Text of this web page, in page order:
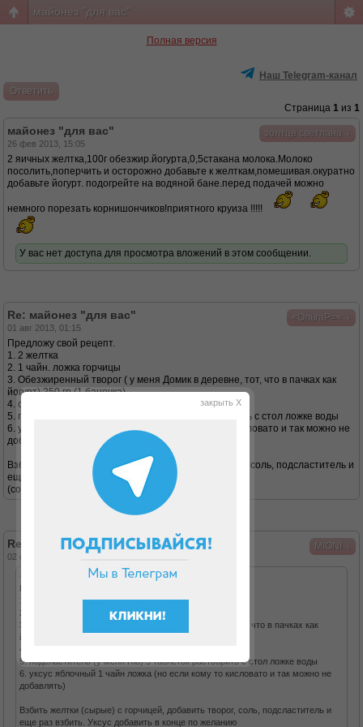
майонез "для вас"
Полная версия
Наш Telegram-канал
Ответить
Страница 1 из 1
золтце светлана
майонез "для вас"
26 фев 2013, 15:05
2 яичных желтка,100г обезжир.йогурта,0,5стакана молока.Молоко
посолить,поперчить и осторожно добавьте к желткам,помешивая.окуратно
добавьте йогурт. подогрейте на водяной бане.перед подачей можно
немного порезать корнишончиков!приятного круиза !!!!!
У вас нет доступа для просмотра вложений в этом сообщении.
<ОльгаР=<
Re: майонез "для вас"
01 авг 2013, 01:15
Предложу свой рецепт.
1. 2 желтка
2. 1 чайн. ложка горчицы
3. Обезжиренный творог ( у меня Домик в деревне, тот, что в пачках как
йогурт) 250 гр (1 баночка)
4. соль 1/3 чайн ложки
5. подсластитель (у меня Rio) 5 таблеток растворить с стол ложке воды
6. уксус яблочный 1 чайн ложка (но если кому то кисловато и так можно не
добавлять)
Взбить желтки (сырые) с горчицей, добавить творог, соль, подсластитель и
еще раз взбить. Уксус добавить в конце по желанию
(соль и подсластитель добавьте по вкусу,)
MIONI
Re: майонез "для вас"
02 окт 2013, 11:46
<ОльгаР=< писал(а):
Предложу свой рецепт.
1. 2 желтка
2. 1 чайн. ложка горчицы
3. Обезжиренный творог ( у меня Домик в деревне, тот, что в пачках как
йогурт) 250 гр (1 баночка)
4. соль 1/3 чайн ложки
5. подсластитель (у меня Rio) 5 таблеток растворить с стол ложке воды
6. уксус яблочный 1 чайн ложка (но если кому то кисловато и так можно не
добавлять)
Взбить желтки (сырые) с горчицей, добавить творог, соль, подсластитель и
еще раз взбить. Уксус добавить в конце по желанию
закрыть X